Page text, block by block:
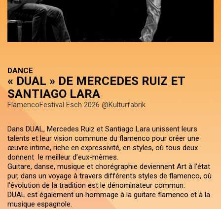
DANCE
« DUAL » DE MERCEDES RUIZ ET
SANTIAGO LARA
FlamencoFestival Esch 2026 @Kulturfabrik
Dans DUAL, Mercedes Ruiz et Santiago Lara unissent leurs
talents et leur vision commune du flamenco pour créer une
œuvre intime, riche en expressivité, en styles, où tous deux
donnent le meilleur d’eux-mêmes.
Guitare, danse, musique et chorégraphie deviennent Art à l'état
pur, dans un voyage à travers différents styles de flamenco, où
l'évolution de la tradition est le dénominateur commun.
DUAL est également un hommage à la guitare flamenco et à la
musique espagnole.